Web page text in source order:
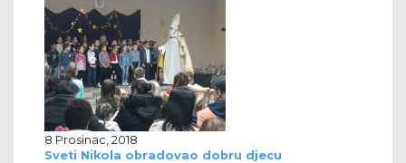
8 Prosinac, 2018
Sveti Nikola obradovao dobru djecu